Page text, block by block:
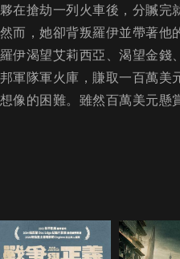
在搶劫一列火車後，分贓完
而，她卻背叛羅伊並帶著他
伊渴望艾莉西亞、渴望金錢
軍隊軍火庫，賺取一百萬美
像的困難。雖然百萬美元懸